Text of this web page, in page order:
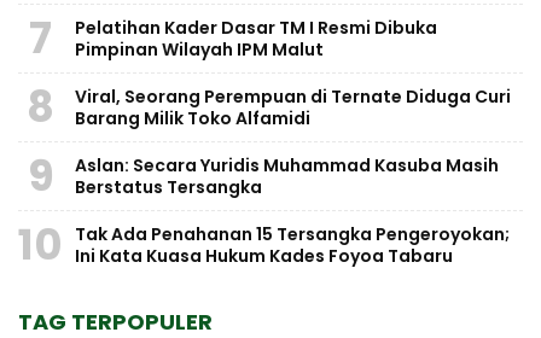
7
Pelatihan Kader Dasar TM I Resmi Dibuka
Pimpinan Wilayah IPM Malut
8
Viral, Seorang Perempuan di Ternate Diduga Curi
Barang Milik Toko Alfamidi
9
Aslan: Secara Yuridis Muhammad Kasuba Masih
Berstatus Tersangka
10
Tak Ada Penahanan 15 Tersangka Pengeroyokan;
Ini Kata Kuasa Hukum Kades Foyoa Tabaru
TAG TERPOPULER